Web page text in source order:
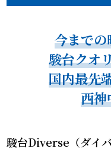
今まで
駿台クオ
国内最先
西神
駿台Diverse（ダイバ